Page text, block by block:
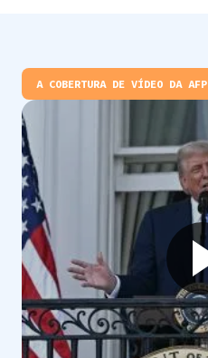
A COBERTURA DE VÍDEO DA AFP